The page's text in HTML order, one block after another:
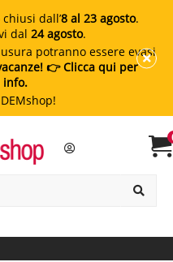
dall’8 al 23 agosto.
dal 24 agosto.
potranno essere evasi
👉 Clicca qui per
info.